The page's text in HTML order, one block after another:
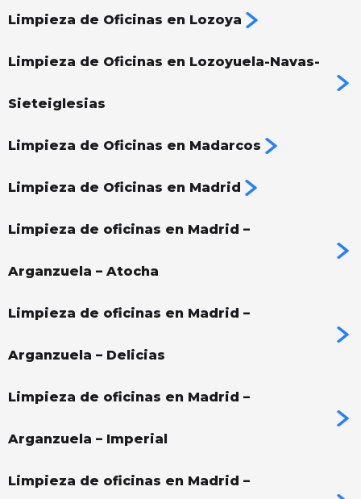
Limpieza de Oficinas en Lozoya
Limpieza de Oficinas en Lozoyuela-Navas-
Sieteiglesias
Limpieza de Oficinas en Madarcos
Limpieza de Oficinas en Madrid
Limpieza de oficinas en Madrid –
Arganzuela – Atocha
Limpieza de oficinas en Madrid –
Arganzuela – Delicias
Limpieza de oficinas en Madrid –
Arganzuela – Imperial
Limpieza de oficinas en Madrid –